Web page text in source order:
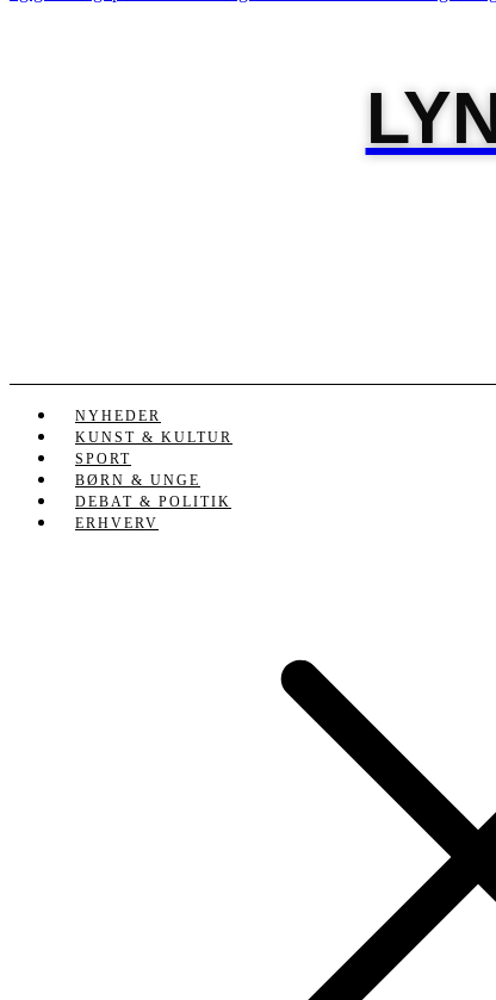
NYHEDER
KUNST & KULTUR
SPORT
BØRN & UNGE
DEBAT & POLITIK
ERHVERV